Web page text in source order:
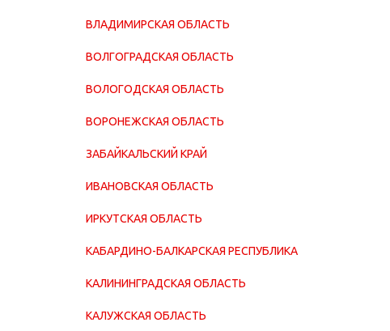
ВЛАДИМИРСКАЯ ОБЛАСТЬ
ВОЛГОГРАДСКАЯ ОБЛАСТЬ
ВОЛОГОДСКАЯ ОБЛАСТЬ
ВОРОНЕЖСКАЯ ОБЛАСТЬ
ЗАБАЙКАЛЬСКИЙ КРАЙ
ИВАНОВСКАЯ ОБЛАСТЬ
ИРКУТСКАЯ ОБЛАСТЬ
КАБАРДИНО-БАЛКАРСКАЯ РЕСПУБЛИКА
КАЛИНИНГРАДСКАЯ ОБЛАСТЬ
КАЛУЖСКАЯ ОБЛАСТЬ